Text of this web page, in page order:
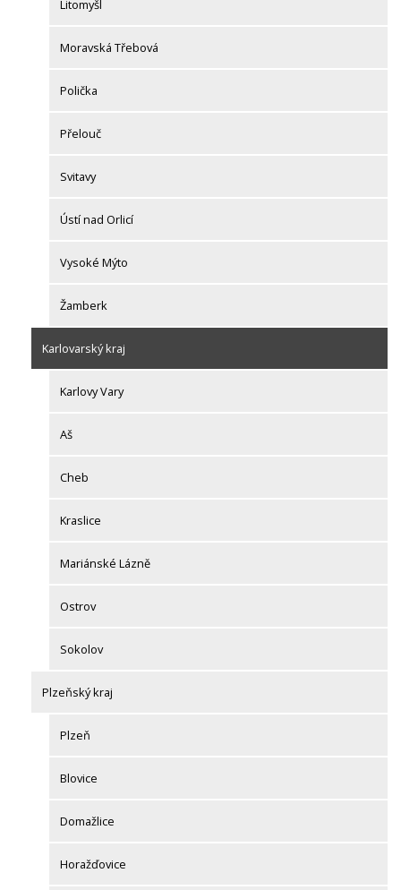
Litomyšl
Moravská Třebová
Polička
Přelouč
Svitavy
Ústí nad Orlicí
Vysoké Mýto
Žamberk
Karlovarský kraj
Karlovy Vary
Aš
Cheb
Kraslice
Mariánské Lázně
Ostrov
Sokolov
Plzeňský kraj
Plzeň
Blovice
Domažlice
Horažďovice